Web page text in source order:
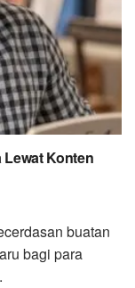
Konten
buatan
bagi para